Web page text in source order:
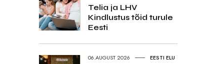
Telia ja LHV
Kindlustus tõid turule
Eesti
06.AUGUST 2026 EESTI ELU